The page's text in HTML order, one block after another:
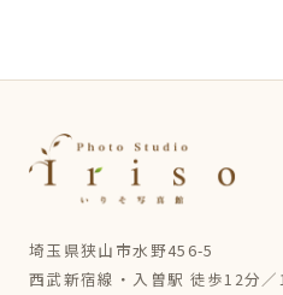
埼玉県狭山市水野456-5
西武新宿線・入曽駅 徒歩12分